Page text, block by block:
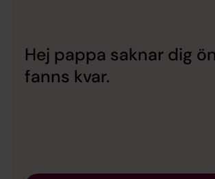
Hej pappa saknar dig
fanns kvar.